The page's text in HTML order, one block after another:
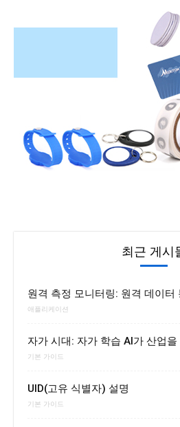
최근 게시
원격 측정 모니터링: 원격 데이터
애플리케이션
자가 시대: 자가 학습 AI가 산업
기본 가이드
UID(고유 식별자) 설명
기본 가이드